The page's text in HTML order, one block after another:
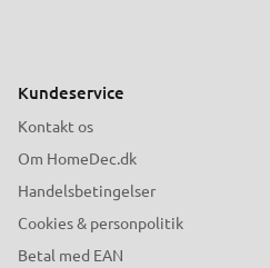
Kundeservice
Kontakt os
Om HomeDec.dk
Handelsbetingelser
Cookies & personpolitik
Betal med EAN